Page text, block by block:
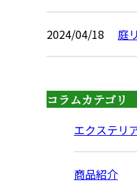
2024/04/18 庭
コラムカテゴリ
エクステリ
商品紹介